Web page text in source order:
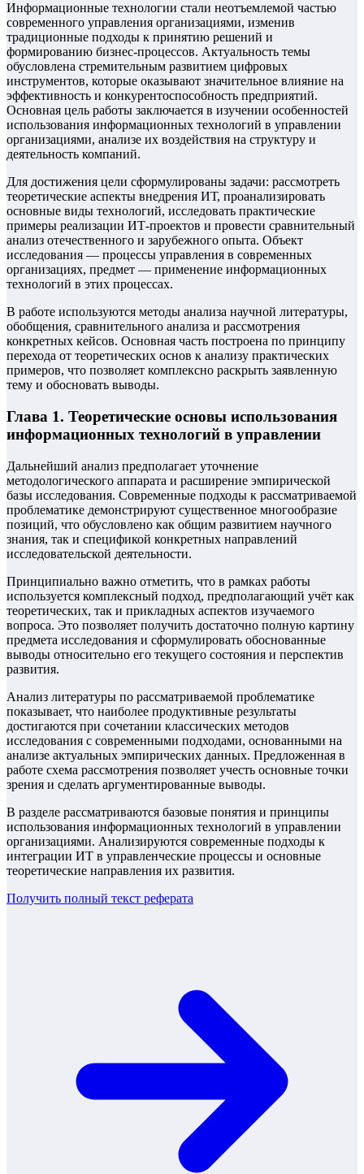
Информационные технологии стали неотъемлемой частью
современного управления организациями, изменив
традиционные подходы к принятию решений и
формированию бизнес-процессов. Актуальность темы
обусловлена стремительным развитием цифровых
инструментов, которые оказывают значительное влияние на
эффективность и конкурентоспособность предприятий.
Основная цель работы заключается в изучении особенностей
использования информационных технологий в управлении
организациями, анализе их воздействия на структуру и
деятельность компаний.
Для достижения цели сформулированы задачи: рассмотреть
теоретические аспекты внедрения ИТ, проанализировать
основные виды технологий, исследовать практические
примеры реализации ИТ-проектов и провести сравнительный
анализ отечественного и зарубежного опыта. Объект
исследования — процессы управления в современных
организациях, предмет — применение информационных
технологий в этих процессах.
В работе используются методы анализа научной литературы,
обобщения, сравнительного анализа и рассмотрения
конкретных кейсов. Основная часть построена по принципу
перехода от теоретических основ к анализу практических
примеров, что позволяет комплексно раскрыть заявленную
тему и обосновать выводы.
Глава 1. Теоретические основы использования
информационных технологий в управлении
Дальнейший анализ предполагает уточнение
методологического аппарата и расширение эмпирической
базы исследования. Современные подходы к рассматриваемой
проблематике демонстрируют существенное многообразие
позиций, что обусловлено как общим развитием научного
знания, так и спецификой конкретных направлений
исследовательской деятельности.
Принципиально важно отметить, что в рамках работы
используется комплексный подход, предполагающий учёт как
теоретических, так и прикладных аспектов изучаемого
вопроса. Это позволяет получить достаточно полную картину
предмета исследования и сформулировать обоснованные
выводы относительно его текущего состояния и перспектив
развития.
Анализ литературы по рассматриваемой проблематике
показывает, что наиболее продуктивные результаты
достигаются при сочетании классических методов
исследования с современными подходами, основанными на
анализе актуальных эмпирических данных. Предложенная в
работе схема рассмотрения позволяет учесть основные точки
зрения и сделать аргументированные выводы.
В разделе рассматриваются базовые понятия и принципы
использования информационных технологий в управлении
организациями. Анализируются современные подходы к
интеграции ИТ в управленческие процессы и основные
теоретические направления их развития.
Получить полный текст реферата